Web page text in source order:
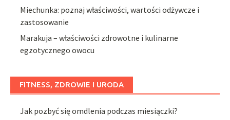
Miechunka: poznaj właściwości, wartości odżywcze i
zastosowanie
Marakuja – właściwości zdrowotne i kulinarne
egzotycznego owocu
FITNESS, ZDROWIE I URODA
Jak pozbyć się omdlenia podczas miesiączki?